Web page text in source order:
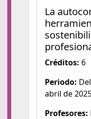
La
Créditos: 6
Periodo:
abril de
Profesores: